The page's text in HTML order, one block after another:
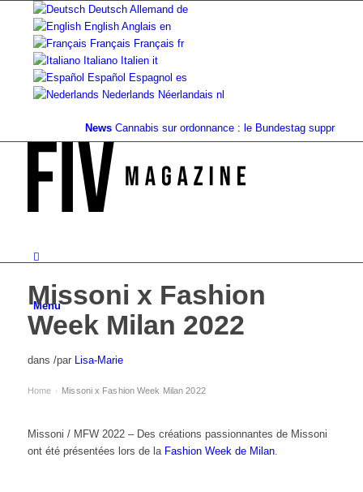
Deutsch Allemand de
English Anglais en
Français Français fr
Italiano Italien it
Español Espagnol es
Nederlands Néerlandais nl
News Cannabis sur ordonnance : le Bundestag supprime...
Menu
Missoni x Fashion
Week Milan 2022
dans /par Lisa-Marie
Home › Missoni x Fashion Week Milan 2022
Missoni / MFW 2022 – Des créations passionnantes de Missoni
ont été présentées lors de la Fashion Week de Milan.